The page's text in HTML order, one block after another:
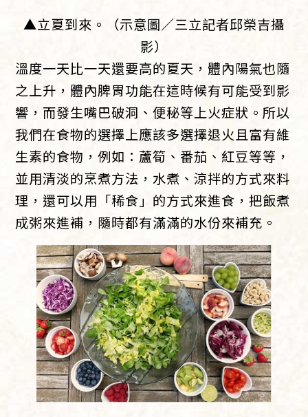
▲立夏到來。（示意圖／三立記者邱榮吉攝
影）
溫度一天比一天還要高的夏天，體內陽氣也隨
之上升，體內脾胃功能在這時候有可能受到影
響，而發生嘴巴破洞、便秘等上火症狀。所以
我們在食物的選擇上應該多選擇退火且富有維
生素的食物，例如：蘆筍、番茄、紅豆等等，
並用清淡的烹煮方法，水煮、涼拌的方式來料
理，還可以用「稀食」的方式來進食，把飯煮
成粥來進補，隨時都有滿滿的水份來補充。